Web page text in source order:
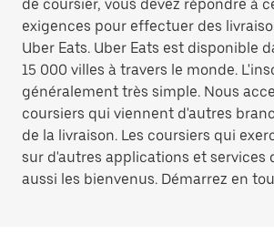
de coursier, vous devez répondre à
exigences pour effectuer des
Uber Eats. Uber Eats est disponible
15 000 villes à travers le monde.
généralement très simple. Nous
coursiers qui viennent d'autres
de la livraison. Les coursiers qui
sur d'autres applications et services
aussi les bienvenus. Démarrez en